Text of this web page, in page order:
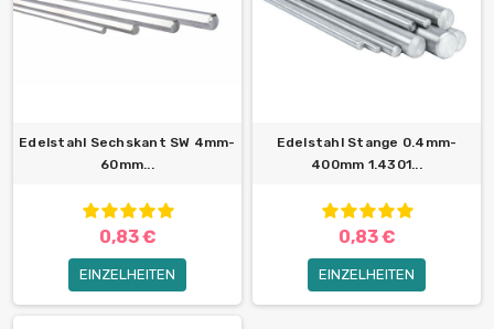
Edelstahl Sechskant SW 4mm-
60mm...
0,83 €
EINZELHEITEN
Edelstahl Stange 0.4mm-
400mm 1.4301...
0,83 €
EINZELHEITEN